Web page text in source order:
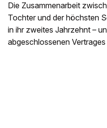
Die Zusammenarbeit
Tochter und der höchsten
in ihr zweites Jahrzehnt –
abgeschlossenen